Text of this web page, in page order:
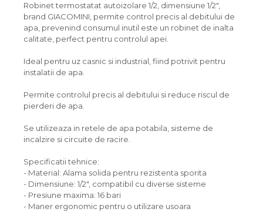
Robinet termostatat autoizolare 1/2, dimensiune 1/2",
brand GIACOMINI, permite control precis al debitului de
apa, prevenind consumul inutil este un robinet de inalta
calitate, perfect pentru controlul apei.
Ideal pentru uz casnic si industrial, fiind potrivit pentru
instalatii de apa.
Permite controlul precis al debitului si reduce riscul de
pierderi de apa.
Se utilizeaza in retele de apa potabila, sisteme de
incalzire si circuite de racire.
Specificatii tehnice:
- Material: Alama solida pentru rezistenta sporita
- Dimensiune: 1/2", compatibil cu diverse sisteme
- Presiune maxima: 16 bari
- Maner ergonomic pentru o utilizare usoara